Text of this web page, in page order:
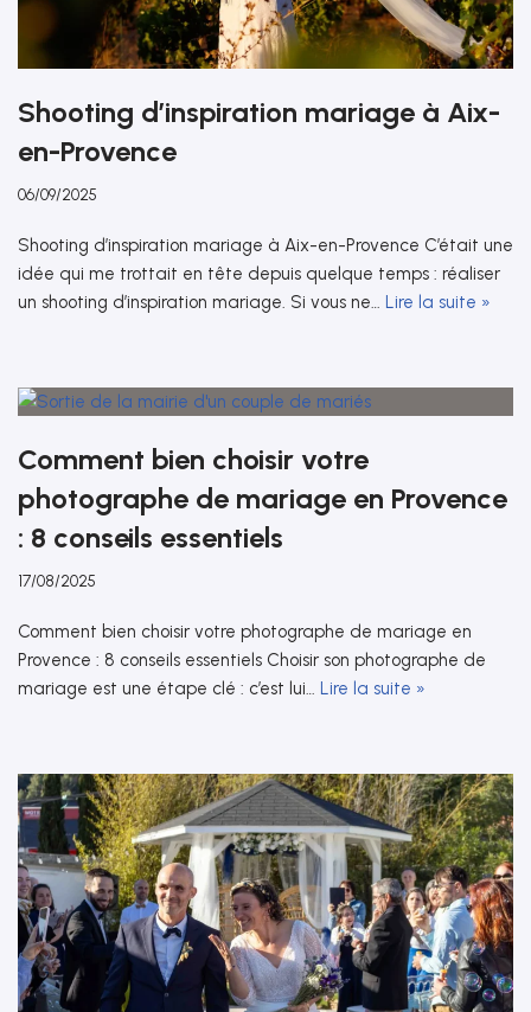
Shooting d’inspiration mariage à Aix-
en-Provence
06/09/2025
Shooting d’inspiration mariage à Aix-en-Provence C’était une
idée qui me trottait en tête depuis quelque temps : réaliser
un shooting d’inspiration mariage. Si vous ne… Lire la suite »
Comment bien choisir votre
photographe de mariage en Provence
: 8 conseils essentiels
17/08/2025
Comment bien choisir votre photographe de mariage en
Provence : 8 conseils essentiels Choisir son photographe de
mariage est une étape clé : c’est lui… Lire la suite »